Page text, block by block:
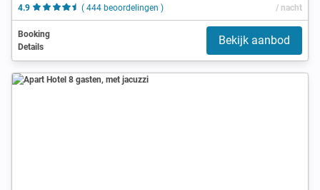
4.9
( 444 beoordelingen ) / nacht
Booking
Details
Bekijk aanbod